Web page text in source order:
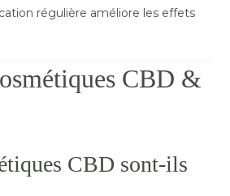
régulière améliore les effets
CBD &
CBD sont-ils